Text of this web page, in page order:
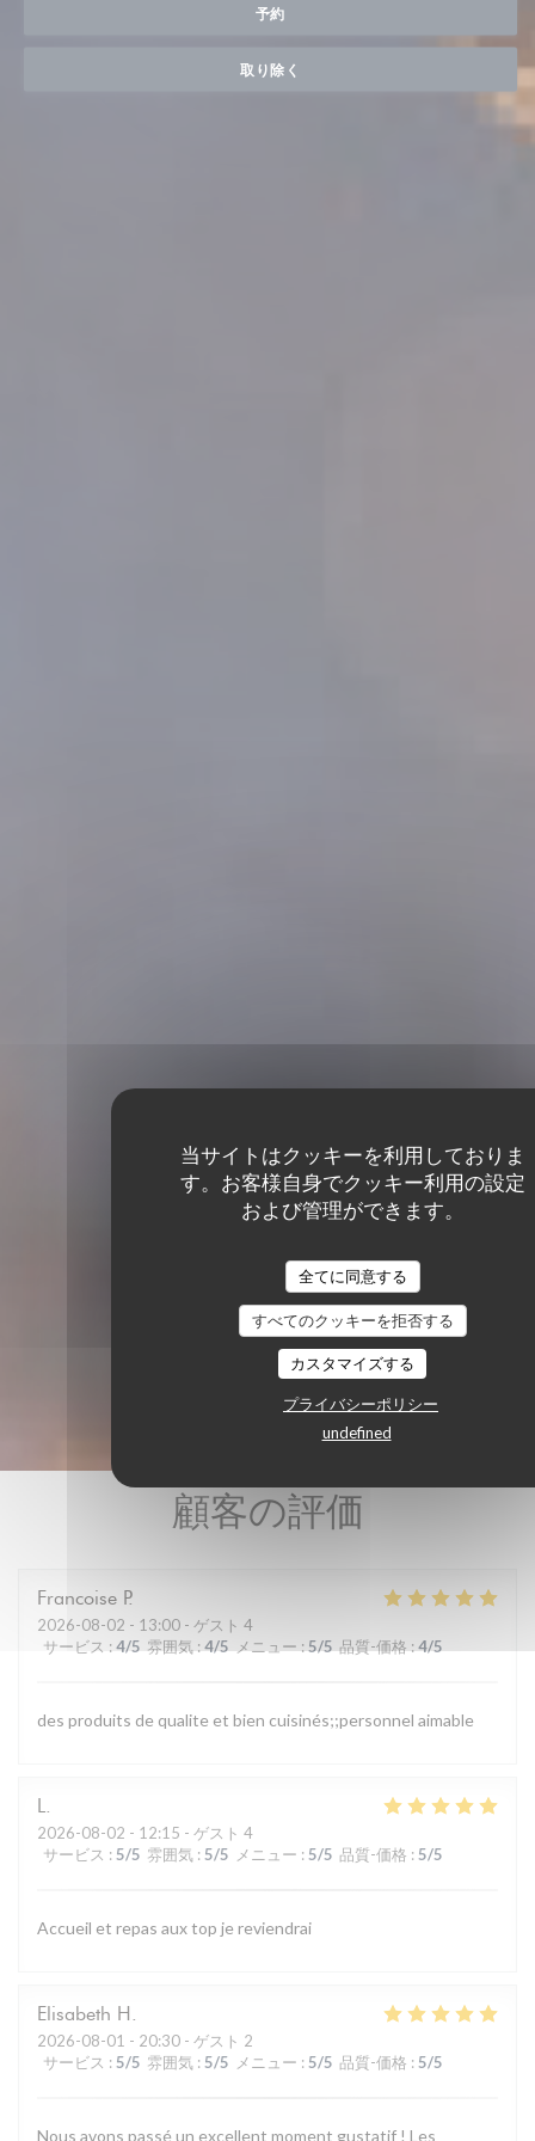
当サイトはクッキーを利用しておりま
す。お客様自身でクッキー利用の設定
および管理ができます。
全てに同意する
すべてのクッキーを拒否する
カスタマイズする
プライバシーポリシー
undefined
予約
取り除く
顧客の評価
Francoise P
2026-08-02 - 13:00 - ゲスト 4
サービス : 4/5 雰囲気 : 4/5 メニュー : 5/5 品質-価格 : 4/5
des produits de qualite et bien cuisinés;;personnel aimable
L
2026-08-02 - 12:15 - ゲスト 4
サービス : 5/5 雰囲気 : 5/5 メニュー : 5/5 品質-価格 : 5/5
Accueil et repas aux top je reviendrai
Elisabeth H
2026-08-01 - 20:30 - ゲスト 2
サービス : 5/5 雰囲気 : 5/5 メニュー : 5/5 品質-価格 : 5/5
Nous avons passé un excellent moment gustatif ! Les